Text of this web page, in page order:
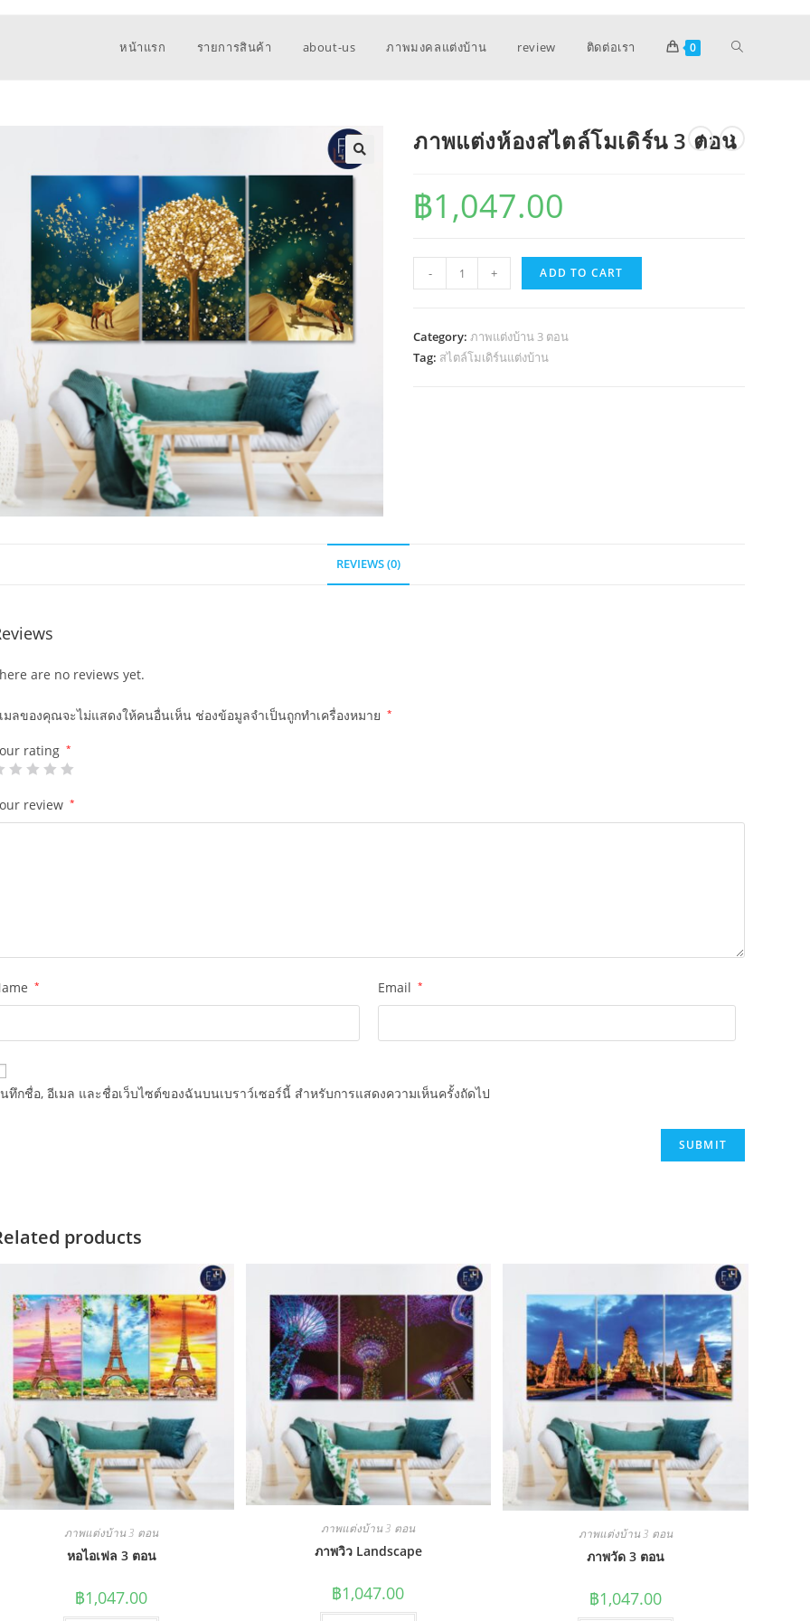
หน้าแรก รายการสินค้า about-us ภาพมงคลแต่งบ้าน review ติดต่อเรา 0
ภาพแต่งห้องสไตล์โมเดิร์น 3 ตอน
฿1,047.00
แต่ง
สไตล์
โม
- + ADD TO CART
Category:ภาพแต่งบ้าน 3 ตอน
Tag: สไตล์โมเดิร์นแต่งบ้าน
REVIEWS (0)
are no reviews yet.
มลของคุณจะไม่แสดงให้คนอื่นเห็น ช่องข้อมูลจำเป็นถูกทำเครื่องหมาย *
rating *
review *
* Email *
ทึกชื่อ, อีเมล และชื่อเว็บไซต์ของฉันบนเบราว์เซอร์นี้ สำหรับการแสดงความเห็นครั้งถัดไป
products
ภาพแต่งบ้าน 3 ตอน
หอไอเฟล 3 ตอน
฿1,047.00
ภาพแต่งบ้าน 3 ตอน
ภาพวิว Landscape
฿1,047.00
ภาพแต่งบ้าน 3 ตอน
ภาพวัด 3 ตอน
฿1,047.00